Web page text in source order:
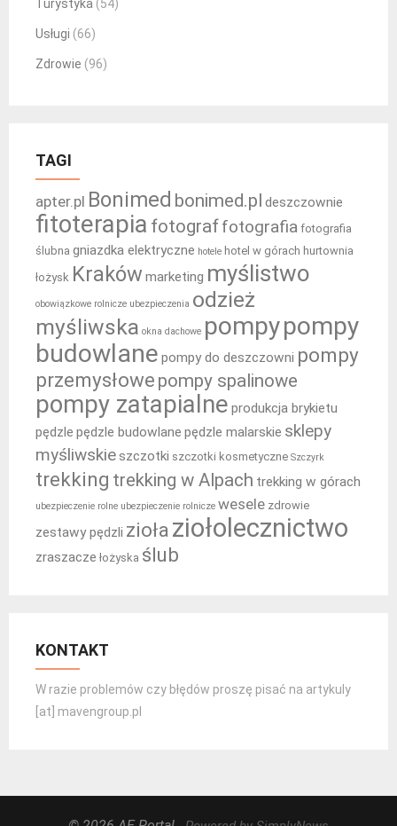
Turystyka (54)
Usługi (66)
Zdrowie (96)
TAGI
apter.pl Bonimed bonimed.pl deszczownie
fitoterapia fotograffotografia fotografia
ślubna gniazdka elektryczne hotele hotel w górach hurtownia
łożysk Kraków marketing myślistwo
obowiązkowe rolnicze ubezpieczenia odzież
myśliwska okna dachowe pompypompy
budowlane pompy do deszczowni pompy
przemysłowe pompy spalinowe
pompy zatapialne produkcja brykietu
pędzle pędzle budowlane pędzle malarskie sklepy
myśliwskieszczotki szczotki kosmetyczne Szczyrk
trekking trekking w Alpach trekking w górach
ubezpieczenie rolne ubezpieczenie rolnicze wesele zdrowie
zestawy pędzli zioła ziołolecznictwo
zraszacze łożyska ślub
KONTAKT
W razie problemów czy błędów proszę pisać na artykuly
[at] mavengroup.pl